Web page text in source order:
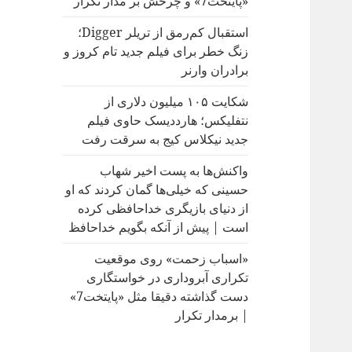
استقبال کم‌رمق از تریلر Digger؛
زنگ خطر برای فیلم جدید تام کروز و
برادران وارنر
شکایت ۱۰۵ میلیون دلاری از
نتفلیکس؛ هارددیسک حاوی فیلم
جدید نیکلاس کیج به سرقت رفت
واکنش‌ها به پست اخیر شهاب
حسینی که خیلی‌ها گمان کردند که او
از دنیای بازیگری خداحافظی کرده
است | پیش از آنکه بگویم خداحافظ
«اسباب زحمت» روی موقعیت
تکراری آبروداری در خواستگاری
دست گذاشته دقیقا مثل «پایتخت7»
| برمدار تکرار